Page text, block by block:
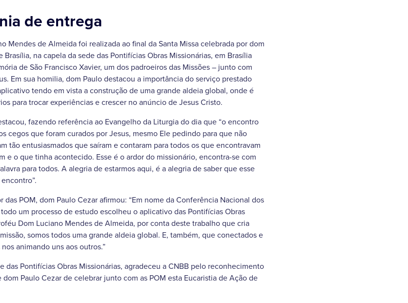
de entrega
Mendes de Almeida foi realizada ao final da Santa Missa celebrada por dom
Brasília, na capela da sede das Pontifícias Obras Missionárias, em Brasília
de São Francisco Xavier, um dos padroeiros das Missões – junto com
Em sua homilia, dom Paulo destacou a importância do serviço prestado
tendo em vista a construção de uma grande aldeia global, onde é
para trocar experiências e crescer no anúncio de Jesus Cristo.
fazendo referência ao Evangelho da Liturgia do dia que “o encontro
cegos que foram curados por Jesus, mesmo Ele pedindo para que não
tão entusiasmados que saíram e contaram para todos os que encontravam
e o que tinha acontecido. Esse é o ardor do missionário, encontra-se com
para todos. A alegria de estarmos aqui, é a alegria de saber que esse
POM, dom Paulo Cezar afirmou: “Em nome da Conferência Nacional dos
um processo de estudo escolheu o aplicativo das Pontifícias Obras
Dom Luciano Mendes de Almeida, por conta deste trabalho que cria
somos todos uma grande aldeia global. E, também, que conectados e
animando uns aos outros.”
das Pontifícias Obras Missionárias, agradeceu a CNBB pelo reconhecimento
Paulo Cezar de celebrar junto com as POM esta Eucaristia de Ação de